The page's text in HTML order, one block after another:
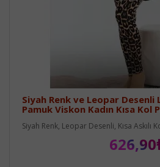
Siyah Renk ve Leopar Desenli
Pamuk Viskon Kadın Kısa Kol
Siyah Renk, Leopar Desenli, Kısa Askılı